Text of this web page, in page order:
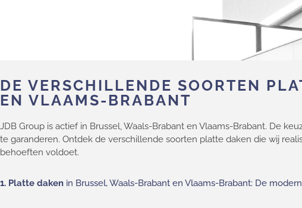
DE VERSCHILLENDE SOORTEN
EN VLAAMS-BRABANT
JDB Group is actief in Brussel, Waals-Brabant en Vlaams-Brabant. De
te garanderen. Ontdek de verschillende soorten platte daken die wij
behoeften voldoet.
1. Platte daken in Brussel, Waals-Brabant en Vlaams-Brabant: De